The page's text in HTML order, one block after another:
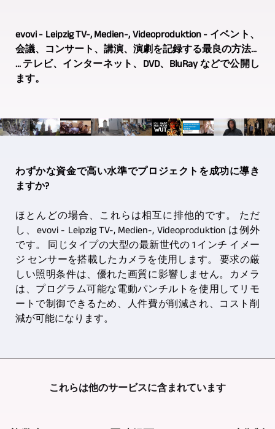
evovi - Leipzig TV-, Medien-, Videoproduktion - イベント、
会議、コンサート、講演、演劇を記録する最良の方法...
... テレビ、インターネット、DVD、BluRay などで公開し
ます。
わずかな資金で高い水準でプロジェクトを成功に導き
ますか?
ほとんどの場合、これらは相互に排他的です。 ただ
し、evovi - Leipzig TV-, Medien-, Videoproduktion は例外
です。 同じタイプの大型の最新世代の 1 インチ イメー
ジ センサーを搭載したカメラを使用します。 要求の厳
しい照明条件は、優れた画質に影響しません。カメラ
は、プログラム可能な電動パンチルトを使用してリモ
ートで制御できるため、人件費が削減され、コスト削
減が可能になります。
これらは他のサービスに含まれています